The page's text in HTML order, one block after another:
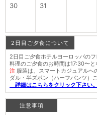
30 31
2日目ご夕食について
2日目ご夕食ホテルヨーロッパの
料理のご夕食のお時間は17:30〜と
注 服装は、スマートカジュアルへ
ダル・半ズボン（ハーフパンツ）
詳細はこちらをクリック下さい。
注意事項